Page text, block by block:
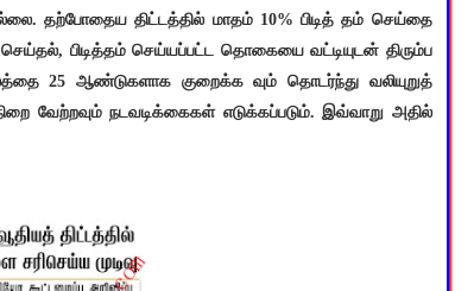
தற்போதைய திட்டத்தில் மாதம் 10% பிடித் தம் செய்தை
பிடித்தம் செய்யப்பட்ட தொகையை வட்டியுடன் திரும்ப
25 ஆண்டுகளாக குறைக்க வும் தொடர்ந்து வலியுறுத்
வேற்றவும் நடவடிக்கைகள் எடுக்கப்படும். இவ்வாறு அதில்